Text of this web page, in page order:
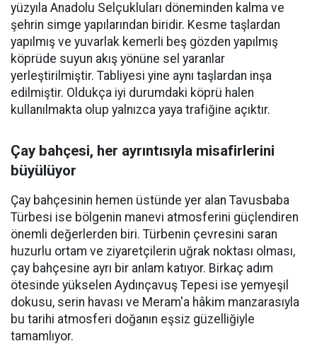
yüzyıla Anadolu Selçukluları döneminden kalma ve
şehrin simge yapılarından biridir. Kesme taşlardan
yapılmış ve yuvarlak kemerli beş gözden yapılmış
köprüde suyun akış yönüne sel yaranlar
yerleştirilmiştir. Tabliyesi yine aynı taşlardan inşa
edilmiştir. Oldukça iyi durumdaki köprü halen
kullanılmakta olup yalnızca yaya trafiğine açıktır.
Çay bahçesi, her ayrıntısıyla misafirlerini
büyülüyor
Çay bahçesinin hemen üstünde yer alan Tavusbaba
Türbesi ise bölgenin manevi atmosferini güçlendiren
önemli değerlerden biri. Türbenin çevresini saran
huzurlu ortam ve ziyaretçilerin uğrak noktası olması,
çay bahçesine ayrı bir anlam katıyor. Birkaç adım
ötesinde yükselen Aydınçavuş Tepesi ise yemyeşil
dokusu, serin havası ve Meram'a hâkim manzarasıyla
bu tarihi atmosferi doğanın eşsiz güzelliğiyle
tamamlıyor.